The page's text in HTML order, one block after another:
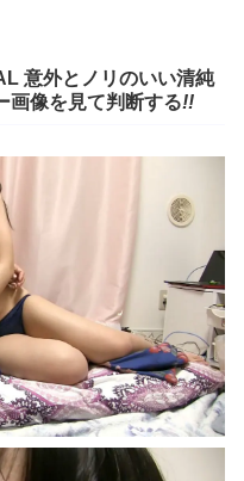
意外とノリのいい清純
画像を見て判断する!!